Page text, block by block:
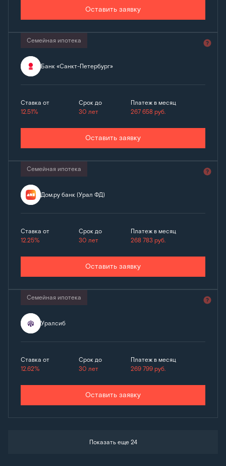
Оставить заявку
Семейная ипотека
Банк «Санкт-Петербург»
Ставка от
12.51%
Срок до
30 лет
Платеж в месяц
267 658руб.
Оставить заявку
Семейная ипотека
Дом.ру банк (Урал ФД)
Ставка от
12.25%
Срок до
30 лет
Платеж в месяц
268 783руб.
Оставить заявку
Семейная ипотека
Уралсиб
Ставка от
12.62%
Срок до
30 лет
Платеж в месяц
269 799руб.
Оставить заявку
Показать еще 24